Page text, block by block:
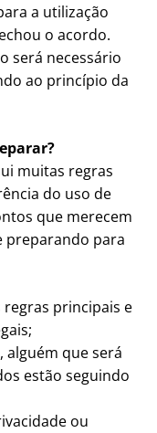
a utilização
o acordo.
será necessário
ao princípio da
muitas regras
do uso de
que merecem
preparando para
principais e
alguém que será
estão seguindo
ou